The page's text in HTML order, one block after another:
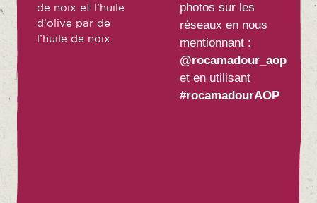
de noix et l’huile
d’olive par de
l’huile de noix.
photos sur les
réseaux en nous
mentionnant :
@rocamadour_aop
et en utilisant
#rocamadourAOP